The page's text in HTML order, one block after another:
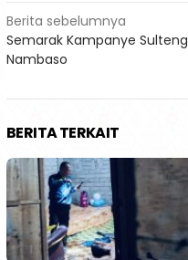
Navigasi
pos
Berita sebelumnya
Semarak Kampanye Sulteng
Nambaso
BERITA TERKAIT